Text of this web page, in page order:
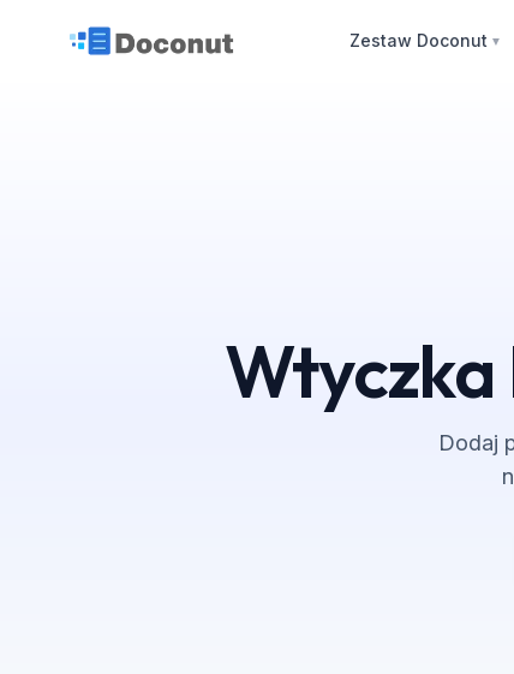
Zestaw Doconut ▼
Wtyczka
Dodaj